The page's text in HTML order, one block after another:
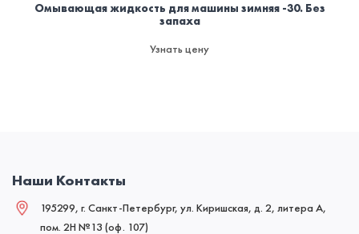
Омывающая жидкость для машины зимняя -30. Без
запаха
Узнать цену
Наши Контакты
195299, г. Санкт-Петербург, ул. Киришская, д. 2, литера А,
пом. 2Н №13 (оф. 107)